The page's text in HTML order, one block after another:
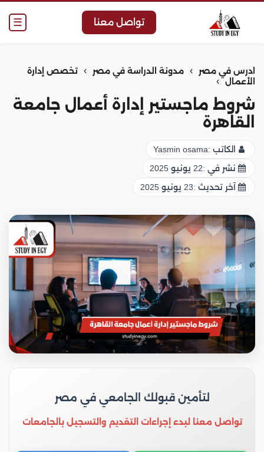
☰ تواصل معنا
ادرس في مصر › مدونة الدراسة في مصر ›
تخصص إدارة
الأعمال
›
شروط ماجستير إدارة أعمال جامعة
القاهرة
الكاتب :Yasmin osama
نشر في :22 يونيو 2025
آخر تحديث :23 يونيو 2025
لتأمين قبولك الجامعي في مصر
تواصل معنا لبدء إجراءات التقديم والتسجيل بالجامعات